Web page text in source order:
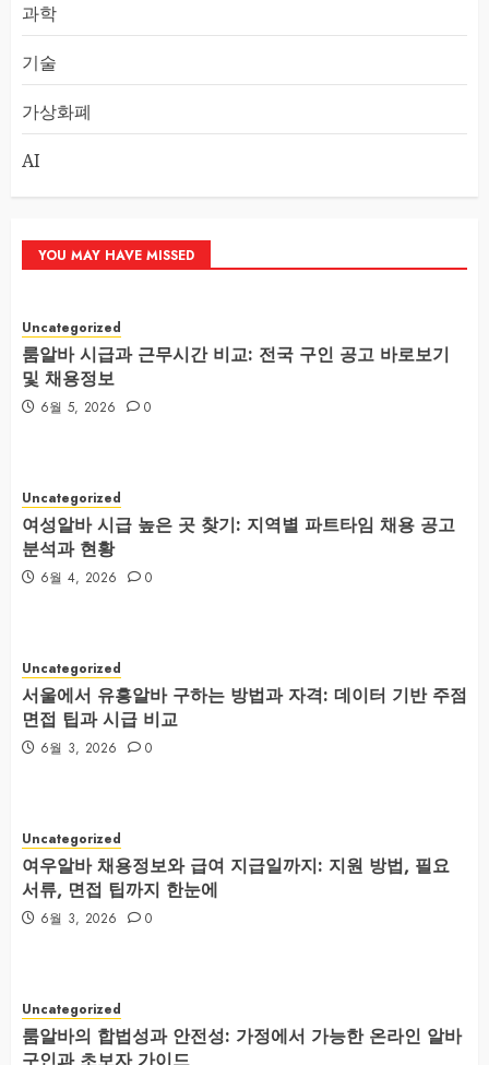
과학
기술
가상화폐
AI
YOU MAY HAVE MISSED
Uncategorized
룸알바 시급과 근무시간 비교: 전국 구인 공고 바로보기
및 채용정보
6월 5, 2026 0
Uncategorized
여성알바 시급 높은 곳 찾기: 지역별 파트타임 채용 공고
분석과 현황
6월 4, 2026 0
Uncategorized
서울에서 유흥알바 구하는 방법과 자격: 데이터 기반 주점
면접 팁과 시급 비교
6월 3, 2026 0
Uncategorized
여우알바 채용정보와 급여 지급일까지: 지원 방법, 필요
서류, 면접 팁까지 한눈에
6월 3, 2026 0
Uncategorized
룸알바의 합법성과 안전성: 가정에서 가능한 온라인 알바